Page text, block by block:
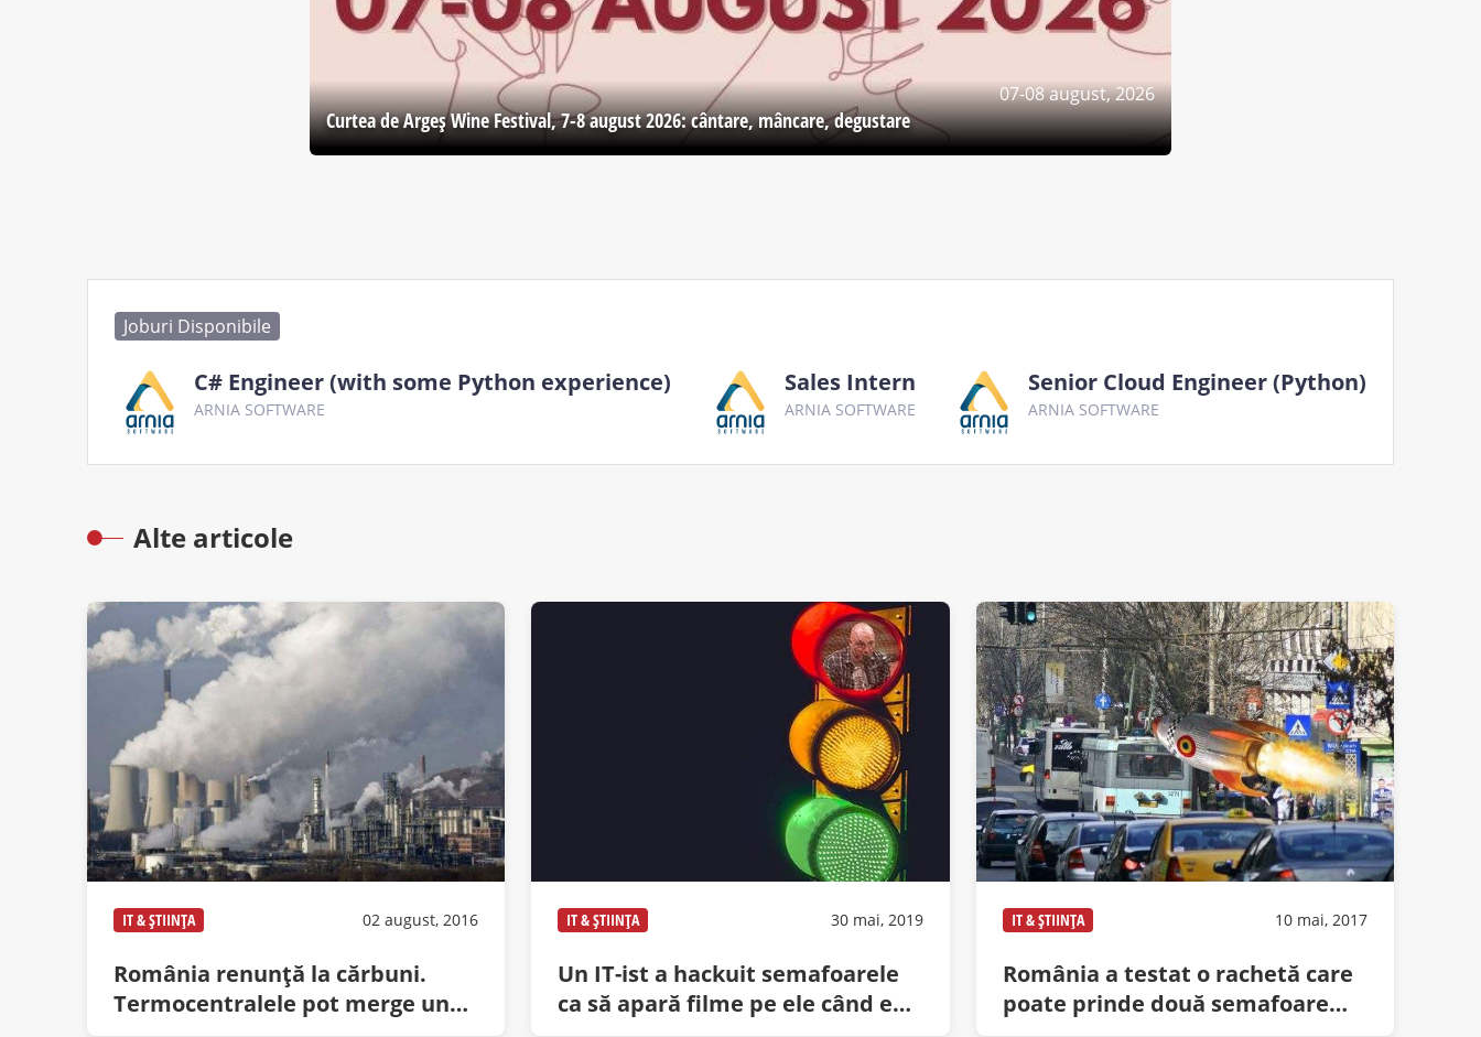
07-08 august, 2026
Curtea de Argeş Wine Festival, 7-8 august 2026: cântare, mâncare, degustare
Joburi Disponibile
C# Engineer (with some Python experience)
ARNIA SOFTWARE
Sales Intern
ARNIA SOFTWARE
Senior Cloud Engineer (Python)
ARNIA SOFTWARE
Alte articole
IT & ȘTIINȚA 02 august, 2016
România renunță la cărbuni.
Termocentralele pot merge un
IT & ȘTIINȚA 30 mai, 2019
Un IT-ist a hackuit semafoarele
ca să apară filme pe ele când e
IT & ȘTIINȚA 10 mai, 2017
România a testat o rachetă care
poate prinde două semafoare